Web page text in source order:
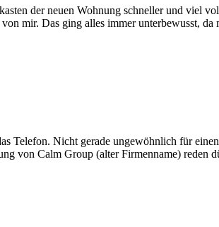
der neuen Wohnung schneller und viel
mir. Das ging alles immer unterbewusst, da
Telefon. Nicht gerade ungewöhnlich für
von Calm Group (alter Firmenname)